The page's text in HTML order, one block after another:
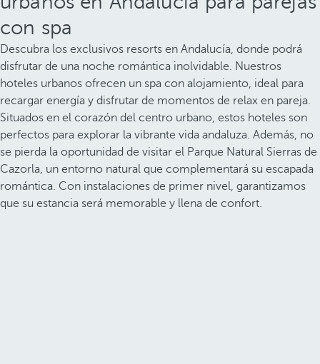
con spa
Descubra los exclusivos resorts en Andalucía, donde podrá
disfrutar de una noche romántica inolvidable. Nuestros
hoteles urbanos ofrecen un spa con alojamiento, ideal para
recargar energía y disfrutar de momentos de relax en pareja.
Situados en el corazón del centro urbano, estos hoteles son
perfectos para explorar la vibrante vida andaluza. Además, no
se pierda la oportunidad de visitar el Parque Natural Sierras de
Cazorla, un entorno natural que complementará su escapada
romántica. Con instalaciones de primer nivel, garantizamos
que su estancia será memorable y llena de confort.